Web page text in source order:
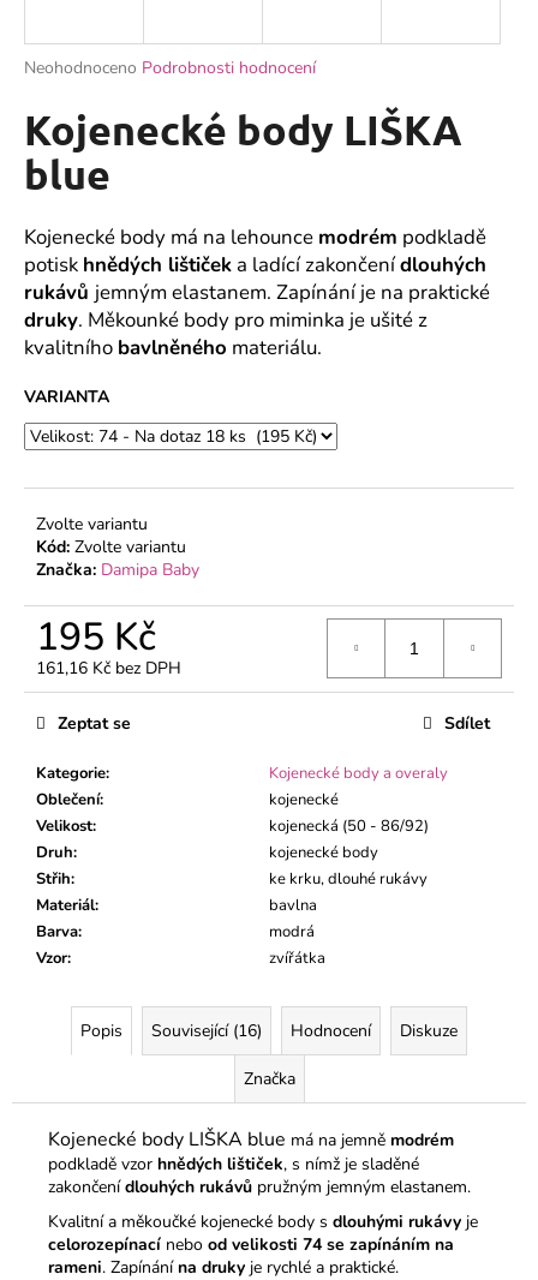
Průměrné
produktu
je
0,0
hvězdiček.
Neohodnoceno Podrobnosti hodnocení
Kojenecké body LIŠKA
blue
Kojenecké body má na lehounce modrém podkladě
potisk hnědých lištiček a ladící zakončenídlouhých
rukávů jemným elastanem. Zapínání je na praktické
druky. Měkounké body pro miminka je ušité z
kvalitního bavlněného materiálu.
VARIANTA
Zvolte variantu
Kód: Zvolte variantu
Značka: Damipa Baby
195 Kč
161,16 Kč bez DPH
Měrná
cena:
Kategorie:
Kojenecké body a overaly
Oblečení:
kojenecké
Velikost:
kojenecká (50 - 86/92)
Druh:
kojenecké body
Střih:
ke krku, dlouhé rukávy
Materiál:
bavlna
Barva:
modrá
Vzor: zvířátka
Zeptat se Sdílet
Popis Související (16) Hodnocení Diskuze
Značka
Kojenecké body LIŠKA blue má na jemně modrém
podkladě vzor hnědých lištiček, s nímž je sladěné
zakončenídlouhých rukávů pružným jemným elastanem.
Kvalitní a měkoučké kojenecké body s dlouhými rukávy je
celorozepínací nebo od velikosti 74 se zapínáním na
rameni. Zapínánína druky je rychlé a praktické.
j
t
?
HLEDAT
D
o
p
r
u
u
m
e
KABÁTEK
MÉĎA
ZELENÝ
195
Kč